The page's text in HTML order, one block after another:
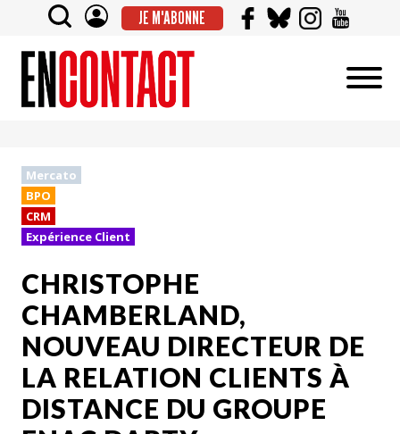
JE M'ABONNE
Mercato
BPO
CRM
Expérience Client
CHRISTOPHE
CHAMBERLAND,
NOUVEAU DIRECTEUR DE
LA RELATION CLIENTS À
DISTANCE DU GROUPE